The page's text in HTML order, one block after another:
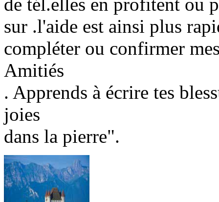
sur .l'aide est ainsi plus
compléter ou confirmer
Amitiés
. Apprends à écrire tes
joies
dans la pierre".